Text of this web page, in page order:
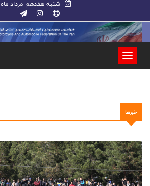
شنبه هفدهم مرداد ماه
خبرها